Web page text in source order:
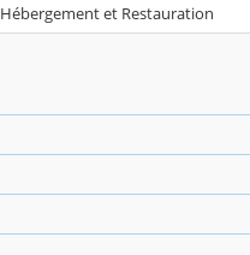
Hébergement et Restauration